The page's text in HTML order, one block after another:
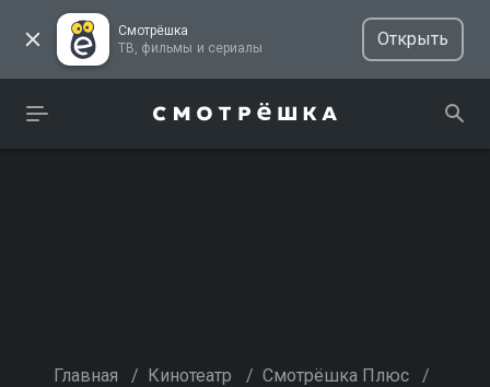
Смотрёшка
ТВ, фильмы и сериалы
Открыть
Главная / Кинотеатр / Смотрёшка Плюс /